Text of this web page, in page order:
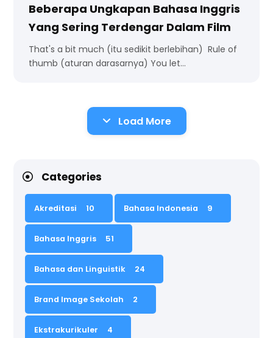
Beberapa Ungkapan Bahasa Inggris
Yang Sering Terdengar Dalam Film
That's a bit much (itu sedikit berlebihan) Rule of
thumb (aturan darasarnya) You let…
Load More
Categories
Akreditasi 10 Bahasa Indonesia 9
Bahasa Inggris 51
Bahasa dan Linguistik 24
Brand Image Sekolah 2
Ekstrakurikuler 4